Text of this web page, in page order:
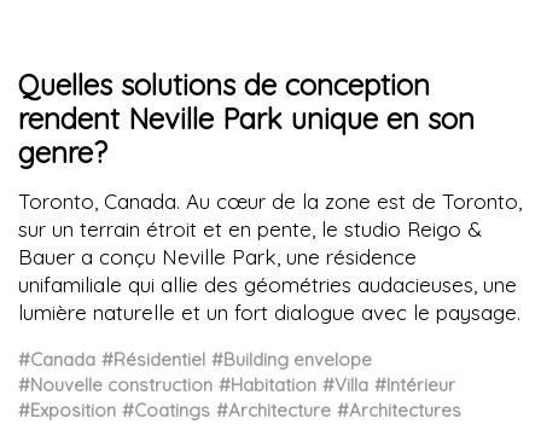
Quelles solutions de conception
rendent Neville Park unique en son
genre?
Toronto, Canada. Au cœur de la zone est de Toronto,
sur un terrain étroit et en pente, le studio Reigo &
Bauer a conçu Neville Park, une résidence
unifamiliale qui allie des géométries audacieuses, une
lumière naturelle et un fort dialogue avec le paysage.
#Canada #Résidentiel #Building envelope
#Nouvelle construction #Habitation #Villa #Intérieur
#Exposition #Coatings #Architecture #Architectures